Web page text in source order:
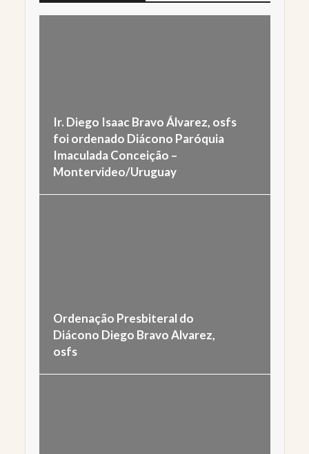
Ir. Diego Isaac Bravo Álvarez, osfs
foi ordenado Diácono Paróquia
Imaculada Conceição –
Montervideo/Uruguay
Ordenação Presbiteral do
Diácono Diego Bravo Alvarez,
osfs